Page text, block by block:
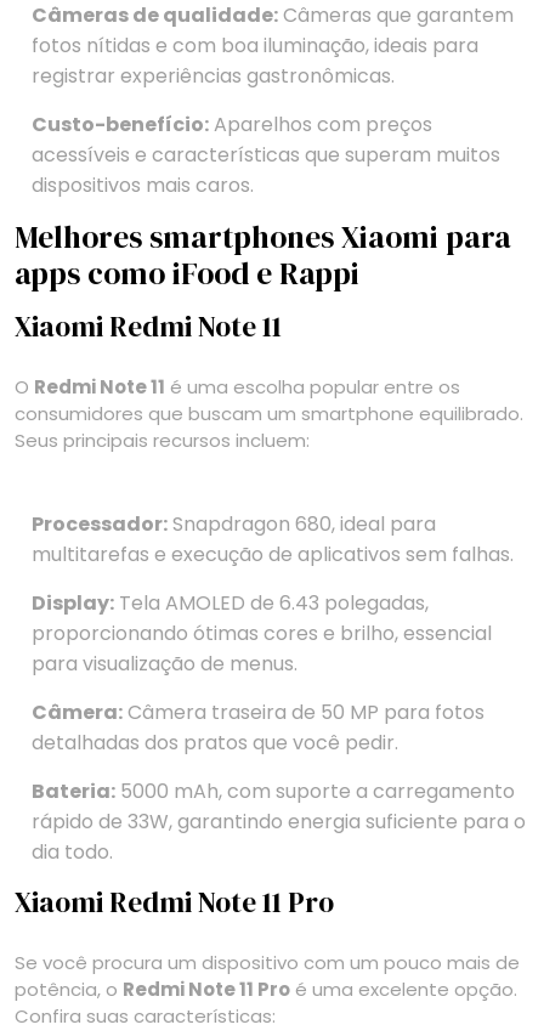
Câmeras de qualidade:Câmeras que garantem
fotos nítidas e com boa iluminação, ideais para
registrar experiências gastronômicas.
Custo-benefício:Aparelhos com preços
acessíveis e características que superam muitos
dispositivos mais caros.
Melhores smartphones Xiaomi para
apps como iFood e Rappi
Xiaomi Redmi Note 11
O Redmi Note 11 é uma escolha popular entre os
consumidores que buscam um smartphone equilibrado.
Seus principais recursos incluem:
Processador:Snapdragon 680, ideal para
multitarefas e execução de aplicativos sem falhas.
Display: Tela AMOLED de 6.43 polegadas,
proporcionando ótimas cores e brilho, essencial
para visualização de menus.
Câmera:Câmera traseira de 50 MP para fotos
detalhadas dos pratos que você pedir.
Bateria: 5000 mAh, com suporte a carregamento
rápido de 33W, garantindo energia suficiente para o
dia todo.
Xiaomi Redmi Note 11 Pro
Se você procura um dispositivo com um pouco mais de
potência, o Redmi Note 11 Pro é uma excelente opção.
Confira suas características: